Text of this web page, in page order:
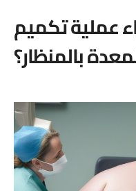
عملية تكميم
بالمنظار؟